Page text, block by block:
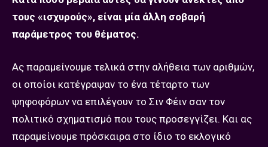
τους «ισχυρούς», είναι μία άλλη σοβαρή
παράμετρος του θέματος.
Ας παραμείνουμε τελικά στην αλήθεια των αριθμών,
οι οποίοι κατέγραψαν το ένα τέταρτο των
ψηφοφόρων να επιλέγουν το Σιν Φέιν σαν τον
πολιτικό σχηματισμό που τους προσεγγίζει. Και ας
παραμείνουμε πρόσκαιρα στο ίδιο το εκλογικό